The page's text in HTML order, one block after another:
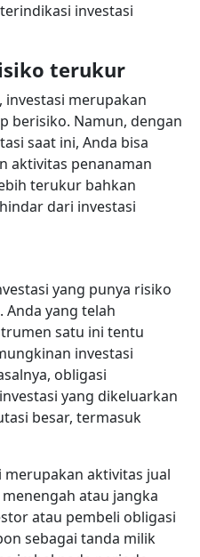
investasi
terukur
merupakan
berisiko. Namun, dengan
saat ini, Anda bisa
aktivitas penanaman
terukur bahkan
dari investasi
yang punya risiko
. Anda yang telah
satu ini tentu
investasi
obligasi
yang dikeluarkan
besar, termasuk
merupakan aktivitas jual
atau jangka
atau pembeli obligasi
sebagai tanda milik